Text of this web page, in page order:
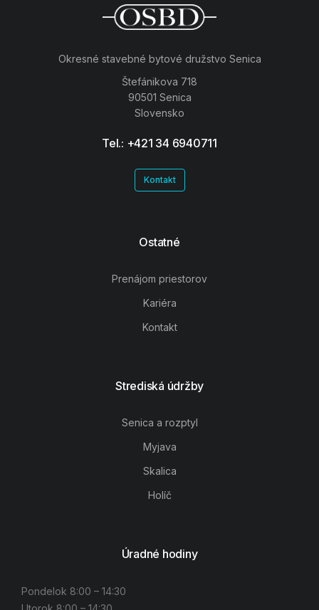
Okresné stavebné bytové družstvo Senica
Štefánikova 718
90501 Senica
Slovensko
Tel.: +421 34 6940711
Kontakt
Ostatné
Prenájom priestorov
Kariéra
Kontakt
Strediská údržby
Senica a rozptyl
Myjava
Skalica
Holíč
Úradné hodiny
Pondelok 8:00 – 14:30